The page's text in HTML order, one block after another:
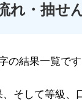
れ・抽せ
の結果一覧です
そして等級、